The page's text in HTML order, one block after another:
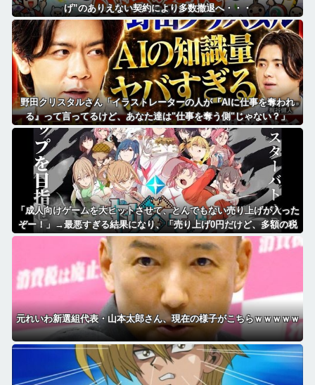
げ”のありえない契約により多数撤退へ・・・
野田クリスタルさん「イラストレーターの人が『AIに仕事を奪われ
る』って言ってるけど、あなた達は"仕事を奪う側"じゃない？」
「成人向けゲームを大ヒットさせて、とんでもない売り上げが入った
ぞー！」→最悪すぎる結果になり、「売り上げ0円だけど、多額の税
金を払え」という状況になって絶望
元れいわ新選組代表・山本太郎さん、現在の様子がこちらｗｗｗｗｗ